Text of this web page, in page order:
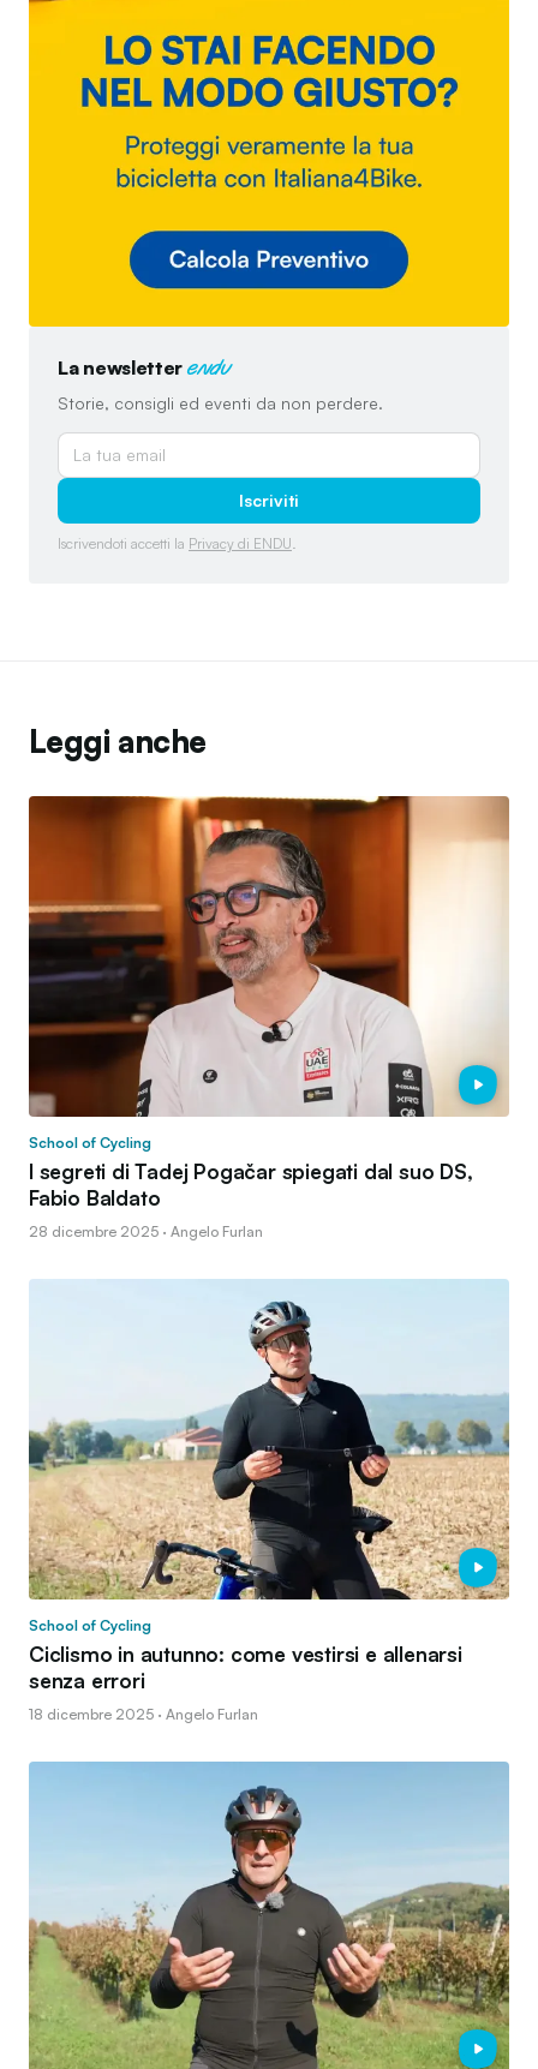
La newsletter endu
Storie, consigli ed eventi da non perdere.
Iscriviti
Iscrivendoti accetti la Privacy di ENDU
Leggi anche
School of Cycling
I segreti di Tadej Pogačar spiegati dal suo DS,
Fabio Baldato
28 dicembre 2025 · Angelo Furlan
School of Cycling
Ciclismo in autunno: come vestirsi e allenarsi
senza errori
18 dicembre 2025 · Angelo Furlan